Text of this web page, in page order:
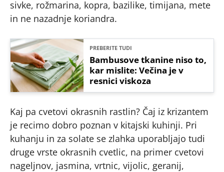
sivke, rožmarina, kopra, bazilike, timijana, mete
in ne nazadnje koriandra.
PREBERITE TUDI
Bambusove tkanine niso to,
kar mislite: Večina je v
resnici viskoza
Kaj pa cvetovi okrasnih rastlin? Čaj iz krizantem
je recimo dobro poznan v kitajski kuhinji. Pri
kuhanju in za solate se zlahka uporabljajo tudi
druge vrste okrasnih cvetlic, na primer cvetovi
nageljnov, jasmina, vrtnic, vijolic, geranij,